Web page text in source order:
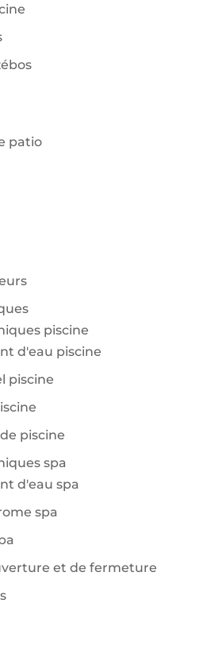
patio
piscine
d'eau piscine
piscine
piscine
spa
d'eau spa
spa
et de fermeture